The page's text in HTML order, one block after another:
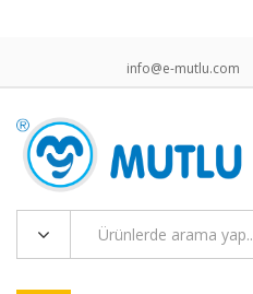
info@e-mutlu.com